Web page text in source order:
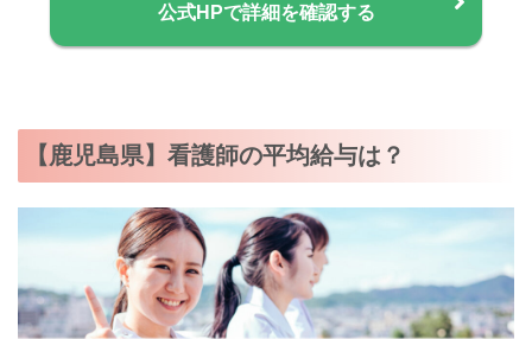
公式HPで詳細を確認する
【鹿児島県】看護師の平均給与は？